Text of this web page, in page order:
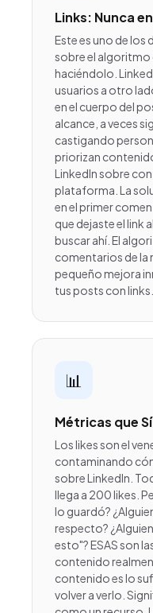
Links: Nunca
Este es uno de
sobre el algoritmo
haciéndolo.
usuarios a otro
en el cuerpo del
alcance, a veces
castigando
priorizan
LinkedIn sobre
plataforma. La
en el primer
que dejaste el link
buscar ahí. El
comentarios de la
pequeño mejora
tus posts con links.
📊
Métricas que
Los likes son el
contaminando
sobre LinkedIn.
llega a 200 likes.
lo guardó?
respecto?
esto"? ESAS son
contenido
contenido es lo
volver a verlo.